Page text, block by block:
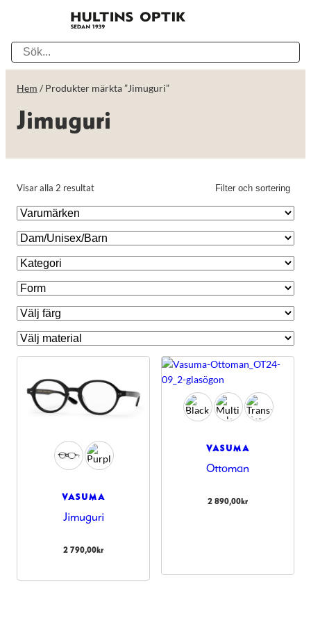
Hem / Produkter märkta ”Jimuguri”
Jimuguri
Filter och sortering
Visar alla 2 resultat
VASUMA
Jimuguri
2 790,00kr
VASUMA
Ottoman
2 890,00kr
går inte att